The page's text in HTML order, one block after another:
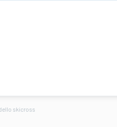
dello skicross